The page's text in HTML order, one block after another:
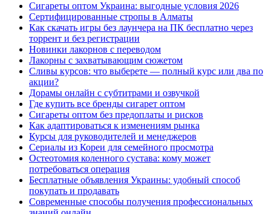
Сигареты оптом Украина: выгодные условия 2026
Сертифицированные стропы в Алматы
Как скачать игры без лаунчера на ПК бесплатно через
торрент и без регистрации
Новинки лакорнов с переводом
Лакорны с захватывающим сюжетом
Сливы курсов: что выберете — полный курс или два по
акции?
Дорамы онлайн с субтитрами и озвучкой
Где купить все бренды сигарет оптом
Сигареты оптом без предоплаты и рисков
Как адаптироваться к изменениям рынка
Курсы для руководителей и менеджеров
Сериалы из Кореи для семейного просмотра
Остеотомия коленного сустава: кому может
потребоваться операция
Бесплатные объявления Украины: удобный способ
покупать и продавать
Современные способы получения профессиональных